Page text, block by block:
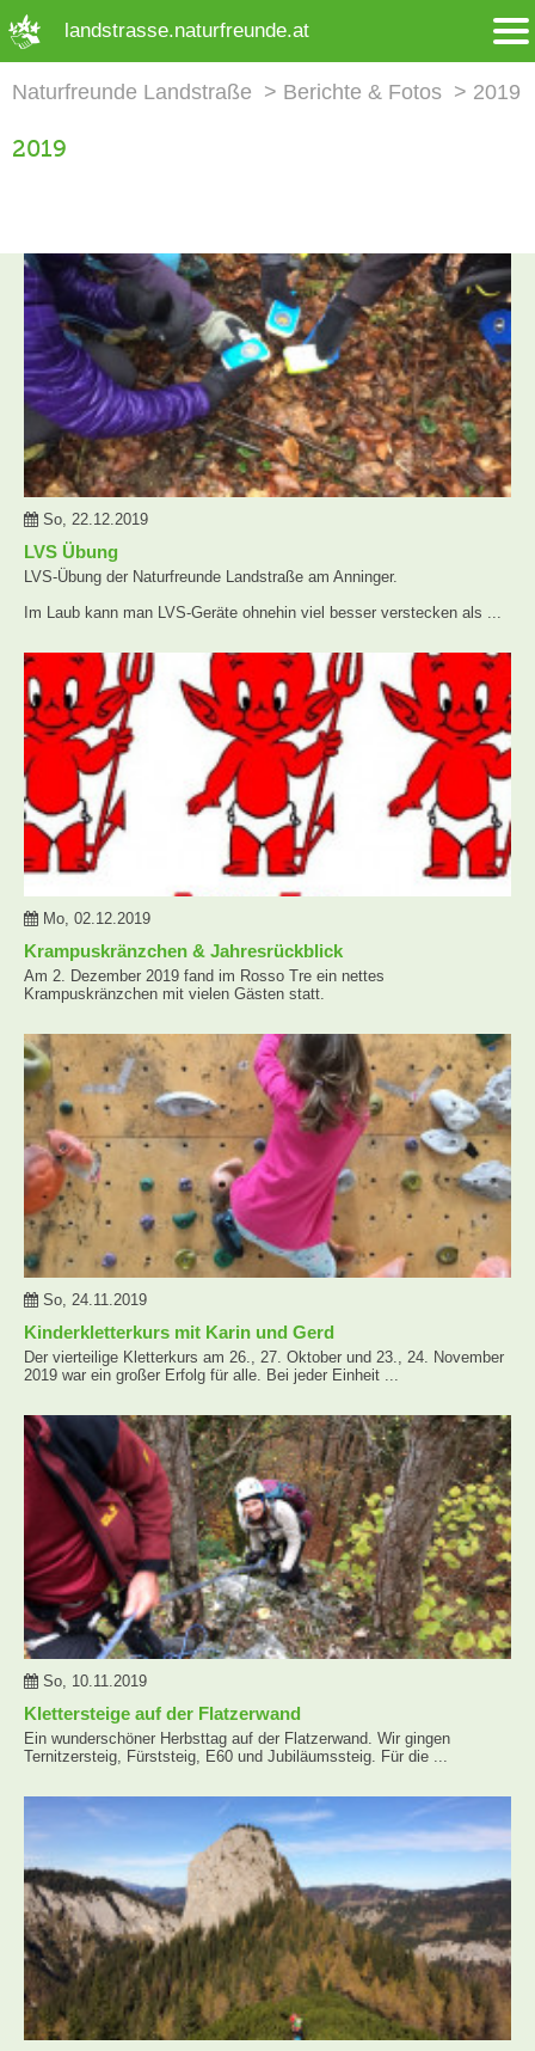
landstrasse.naturfreunde.at
Naturfreunde Landstraße Berichte & Fotos 2019
2019
So, 22.12.2019
LVS Übung
LVS-Übung der Naturfreunde Landstraße am Anninger.
Im Laub kann man LVS-Geräte ohnehin viel besser verstecken als ...
Mo, 02.12.2019
Krampuskränzchen & Jahresrückblick
Am 2. Dezember 2019 fand im Rosso Tre ein nettes
Krampuskränzchen mit vielen Gästen statt.
So, 24.11.2019
Kinderkletterkurs mit Karin und Gerd
Der vierteilige Kletterkurs am 26., 27. Oktober und 23., 24. November
2019 war ein großer Erfolg für alle. Bei jeder Einheit ...
So, 10.11.2019
Klettersteige auf der Flatzerwand
Ein wunderschöner Herbsttag auf der Flatzerwand. Wir gingen
Ternitzersteig, Fürststeig, E60 und Jubiläumssteig. Für die ...